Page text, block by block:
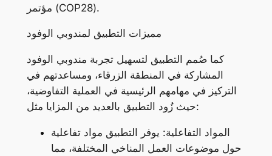
مؤتمر (COP28).
مميزات التطبيق لمندوبي الوفود
كما صُمم التطبيق لتسهيل تجربة مندوبي الوفود
المشاركة في المنطقة الزرقاء، ومساعدتهم في
التركيز في مهامهم الرئيسية في العملية التفاوضية،
حيث زُود التطبيق بالعديد من المزايا مثل:
المواد التفاعلية: يوفر التطبيق مواد تفاعلية
حول موضوعات العمل المناخي المختلفة، مما